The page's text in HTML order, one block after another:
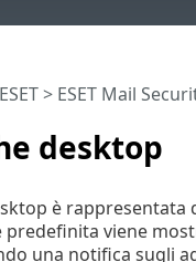
desktop
> ESET Mail
è rappresentata
viene
una notifica sugli